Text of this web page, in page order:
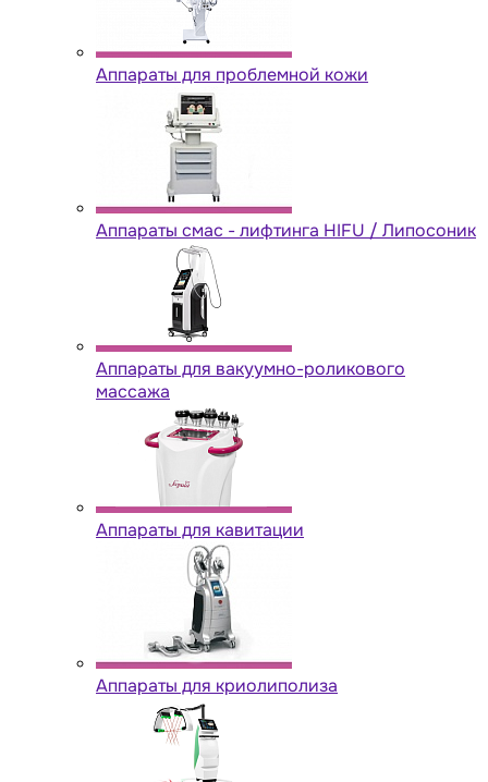
Аппараты для проблемной кожи
Аппараты cмас - лифтинга HIFU / Липосоник
Аппараты для вакуумно-роликового
массажа
Аппараты для кавитации
Аппараты для криолиполиза